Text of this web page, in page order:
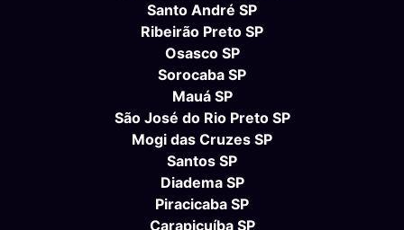
Santo André SP
Ribeirão Preto SP
Osasco SP
Sorocaba SP
Mauá SP
São José do Rio Preto SP
Mogi das Cruzes SP
Santos SP
Diadema SP
Piracicaba SP
Carapicuíba SP